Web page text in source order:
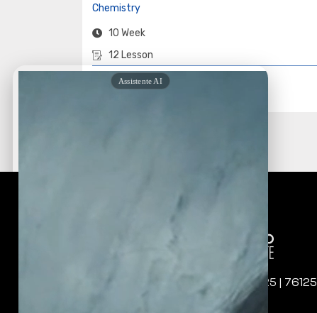
Chemistry
10 Week
12 Lesson
Sede: Corso Imbriani, 125 | 76125